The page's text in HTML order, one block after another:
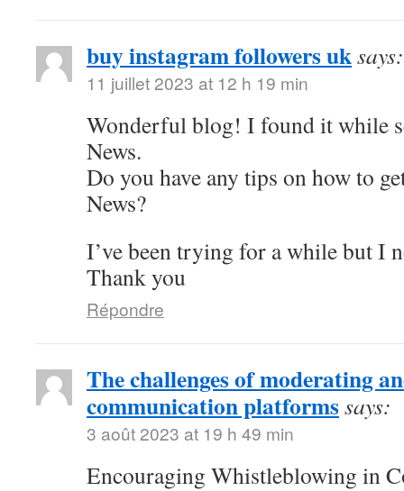
buy instagram followers uksays:
11 juillet 2023 at 12 h 19 min
Wonderful blog! I found it while
News.
Do you have any tips on how to
News?
I’ve been trying for a while but I
Thank you
Répondre
The challenges of moderating
communication platformssays:
3 août 2023 at 19 h 49 min
Encouraging Whistleblowing in